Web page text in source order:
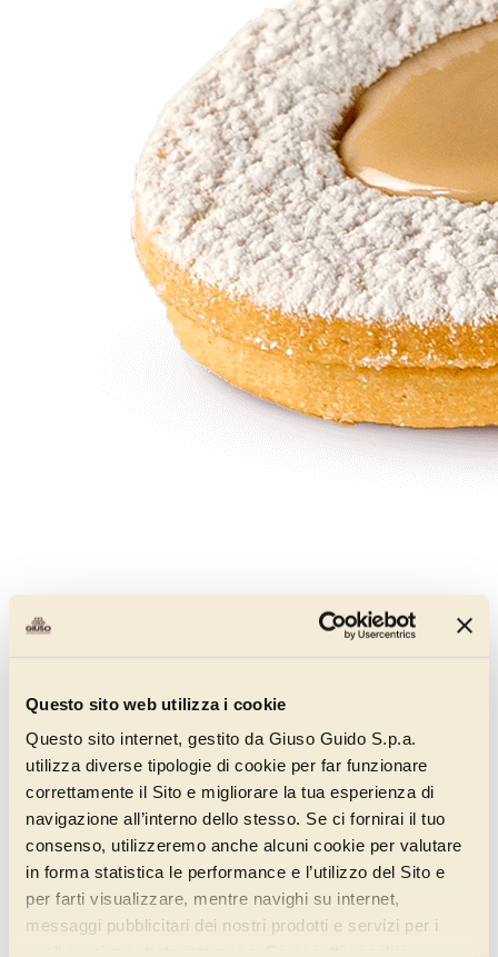
Questo sito web utilizza i cookie
Questo sito internet, gestito da Giuso Guido S.p.a.
utilizza diverse tipologie di cookie per far funzionare
correttamente il Sito e migliorare la tua esperienza di
navigazione all’interno dello stesso. Se ci fornirai il tuo
consenso, utilizzeremo anche alcuni cookie per valutare
in forma statistica le performance e l’utilizzo del Sito e
per farti visualizzare, mentre navighi su internet,
messaggi pubblicitari dei nostri prodotti e servizi per i
011EA155
Crema chiara realizzata con nocciole chiare, dal gusto delicato e
raffinato per ricordare le note gole degli snack più amati.
Scopri di più